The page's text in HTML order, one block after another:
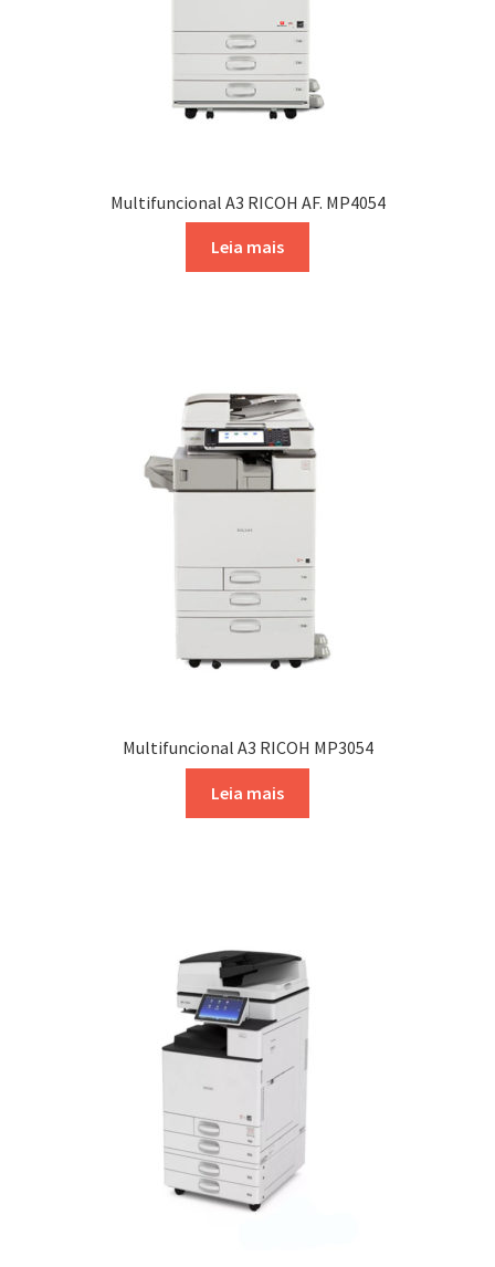
Multifuncional A3 RICOH AF. MP4054
Leia mais
Multifuncional A3 RICOH MP3054
Leia mais